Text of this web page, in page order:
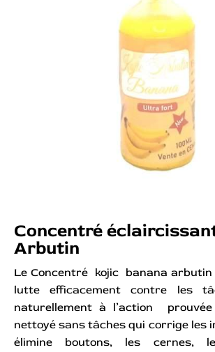
Concentré
Arbutin
Le Concentré kojic banana
lutte efficacement contre les
naturellement à l’action
nettoyé sans tâches qui corrige les
élimine boutons, les cernes,